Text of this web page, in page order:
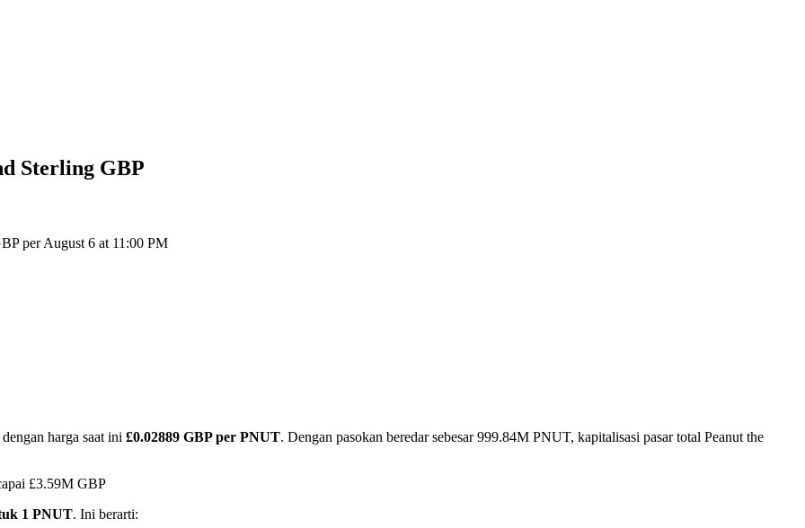
Sterling GBP
per August 6 at 11:00 PM
harga saat ini £0.02889 GBP per PNUT. Dengan pasokan beredar sebesar 999.84M PNUT, kapitalisasi pasar total Peanut the
£3.59M GBP
1 PNUT. Ini berarti: